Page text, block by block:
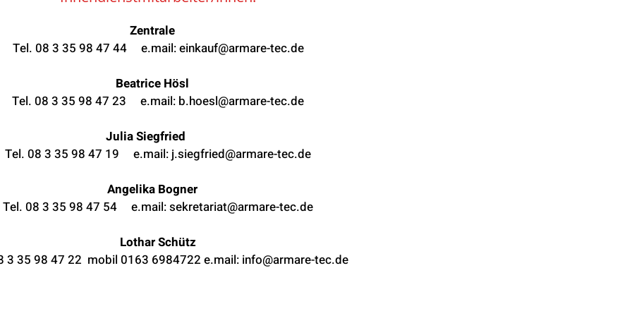
Zentrale
Tel. 08 3 35 98 47 44 e.mail:einkauf@armare-tec.de
Beatrice Hösl
Tel. 08 3 35 98 47 23 e.mail: b.hoesl@armare-tec.de
Julia Siegfried
Tel. 08 3 35 98 47 19 e.mail: j.siegfried@armare-tec.de
Angelika Bogner
Tel. 08 3 35 98 47 54 e.mail:sekretariat@armare-tec.de
Lothar Schütz
3 35 98 47 22 mobil 0163 6984722 e.mail: info@armare-tec.de